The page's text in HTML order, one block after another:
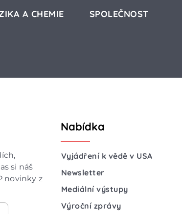
A CHEMIE SPOLEČNOST
si náš
novinky z
Nabídka
Vyjádření k vědě v USA
Newsletter
Mediální výstupy
Výroční zprávy